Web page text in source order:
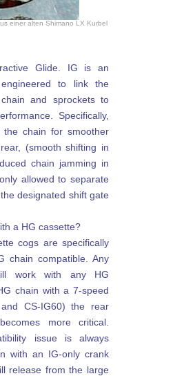
einer alten Shimano LX Kurbel
Glide. IG is an
to link the
and sprockets to
Specifically,
chain for smoother
(smooth shifting in
chain jamming in
allowed to separate
designated shift gate
a HG cassette?
cogs are specifically
chain compatible. Any
work with any HG
chain with a 7-speed
CS-IG60) the rear
more critical.
issue is always
with an IG-only crank
release from the large